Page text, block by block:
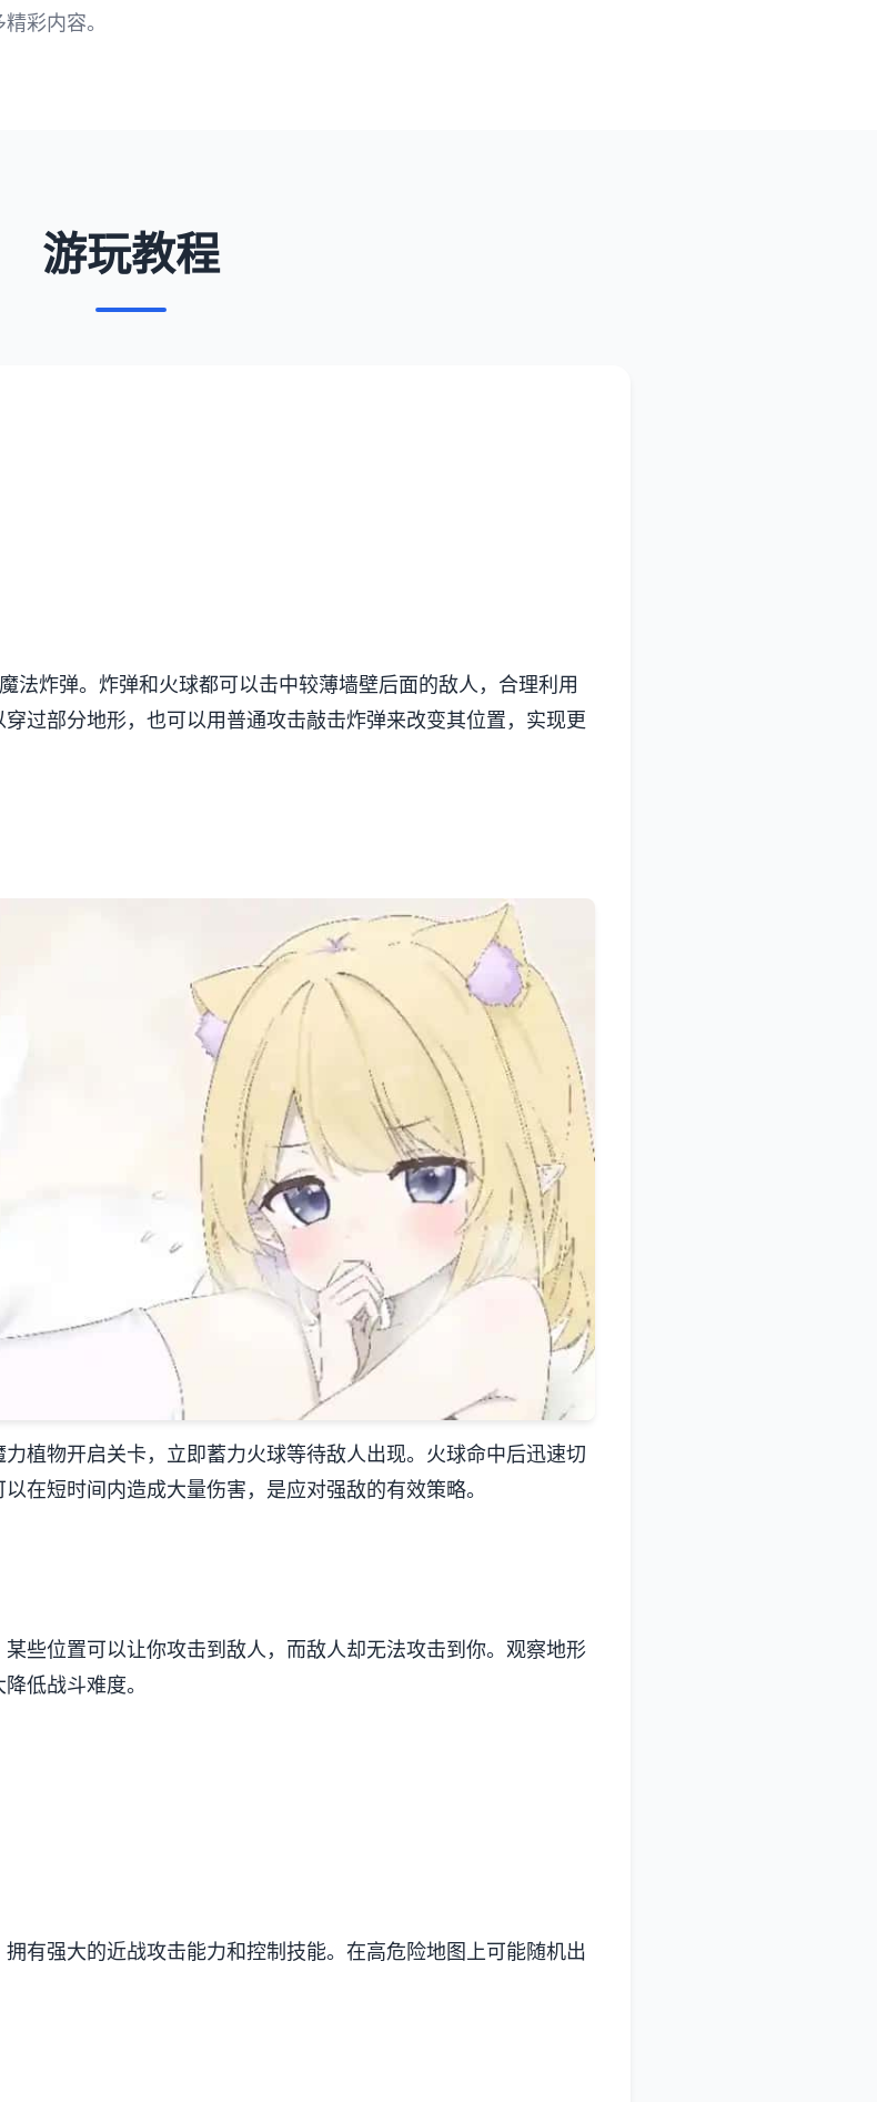
彩内容。
游玩教程
法炸弹。炸弹和火球都可以击中较薄墙壁后面的敌人，合理利用
过部分地形，也可以用普通攻击敲击炸弹来改变其位置，实现更
植物开启关卡，立即蓄力火球等待敌人出现。火球命中后迅速切
在短时间内造成大量伤害，是应对强敌的有效策略。
些位置可以让你攻击到敌人，而敌人却无法攻击到你。观察地形
低战斗难度。
有强大的近战攻击能力和控制技能。在高危险地图上可能随机出